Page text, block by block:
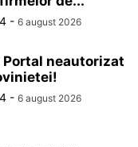
- 6 august 2026
neautorizat
- 6 august 2026